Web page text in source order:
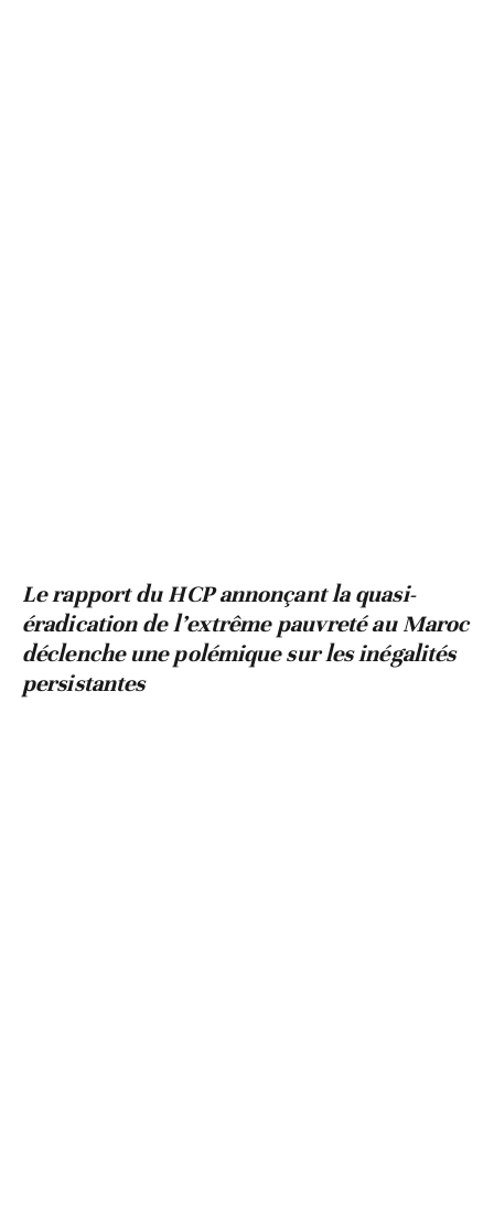
Le rapport du HCP annonçant la quasi-
éradication de l’extrême pauvreté au Maroc
déclenche une polémique sur les inégalités
persistantes